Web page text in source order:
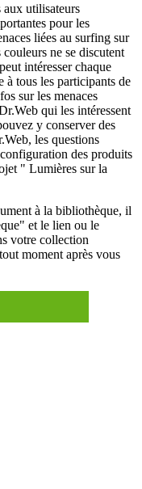
aux utilisateurs
pour les
liées au surfing sur
ne se discutent
intéresser chaque
à tous les participants de
sur les menaces
qui les intéressent
y conserver des
les questions
des produits
" Lumières sur la
à la bibliothèque, il
et le lien ou le
votre collection
moment après vous